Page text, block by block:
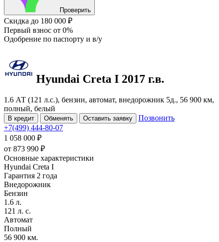
Проверить
Скидка до 180 000 ₽
Первый взнос от 0%
Одобрение по паспорту и в/у
Hyundai Creta I 2017 г.в.
1.6 АТ (121 л.с.), бензин, автомат, внедорожник 5д., 56 900 км,
полный, белый
В кредит Обменять Оставить заявку
Позвонить
+7(499) 444-80-07
1 058 000 ₽
от 873 990 ₽
Основные характеристики
Hyundai Creta I
Гарантия 2 года
Внедорожник
Бензин
1.6 л.
121 л. с.
Автомат
Полный
56 900 км.